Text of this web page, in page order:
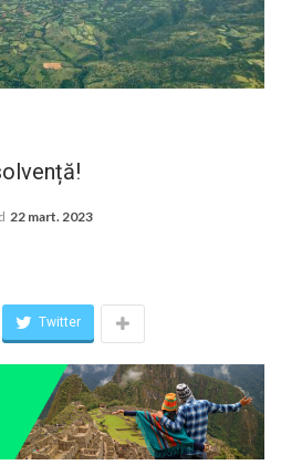
22 mart. 2023
Twitter